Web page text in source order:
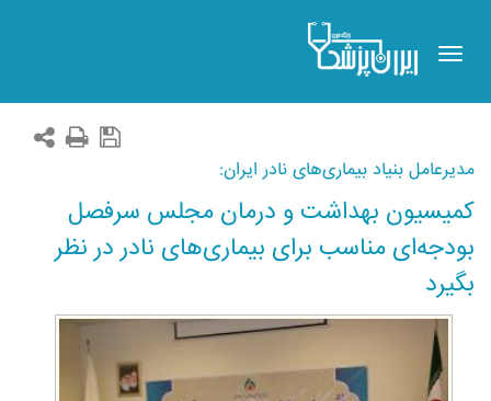
Toggle
navigation
مدیرعامل بنیاد بیماری‌های نادر ایران:
کمیسیون بهداشت و درمان مجلس سرفصل
بودجه‌ای مناسب برای بیماری‌های نادر در نظر
بگیرد